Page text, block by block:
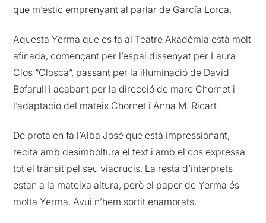
que m’estic emprenyant al parlar de García Lorca.
Aquesta Yerma que es fa al Teatre Akadèmia està molt
afinada, començant per l’espai dissenyat per Laura
Clos “Closca”, passant per la il·luminació de David
Bofarull i acabant per la direcció de marc Chornet i
l’adaptació del mateix Chornet i Anna M. Ricart.
De prota en fa l’Alba José que està impressionant,
recita amb desimboltura el text i amb el cos expressa
tot el trànsit pel seu viacrucis. La resta d’intèrprets
estan a la mateixa altura, però el paper de Yerma és
molta Yerma. Avui n’hem sortit enamorats.